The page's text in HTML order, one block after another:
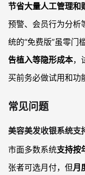
节省大量人工管理和
预警、会员行为分析
统的“免费版”虽零门
告植入等隐形成本，
买前务必做试用和功
常见问题
美容美发收银系统支
市面多数系统支持按
张者可选月付，但月